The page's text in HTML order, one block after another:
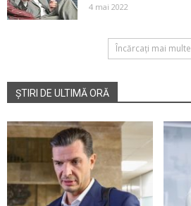
4 mai 2022
Încărcați mai multe
ȘTIRI DE ULTIMĂ ORĂ